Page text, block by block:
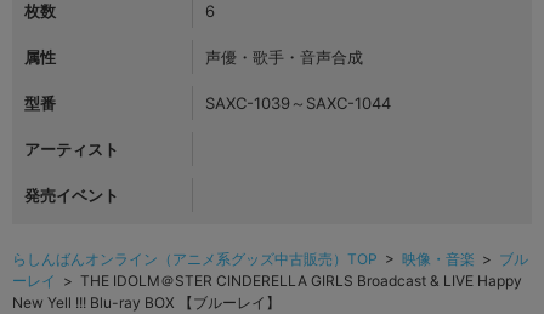
枚数 6
属性 声優・歌手・音声合成
型番 SAXC-1039～SAXC-1044
アーティスト
発売イベント
らしんばんオンライン（アニメ系グッズ中古販売）TOP > 映像・音楽 > ブル
ーレイ > THE IDOLM＠STER CINDERELLA GIRLS Broadcast & LIVE Happy
New Yell !!! Blu-ray BOX 【ブルーレイ】